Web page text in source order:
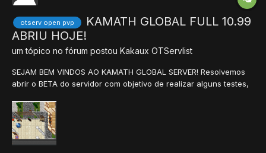
otserv open pvp
KAMATH GLOBAL FULL 10.99
ABRIU HOJE!
um tópico no fórum postou Kakaux OTServlist
SEJAM BEM VINDOS AO KAMATH GLOBAL SERVER! Resolvemos
abrir o BETA do servidor com objetivo de realizar alguns testes,
Site: vitureiraserver.com Exp Rate: 300x Skill Rate: 50x Magic
Rate: 40x Loot: 4x - B...